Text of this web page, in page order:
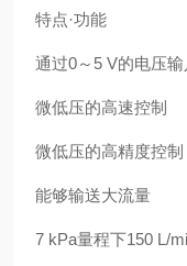
特点·功能
通过0～5 V的电压
微低压的高速控制
微低压的高精度控制
能够输送大流量
7 kPa量程下150 L/